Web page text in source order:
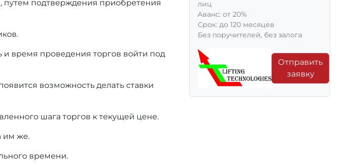
путем подтверждения приобретения
и время проведения торгов войти под
возможность делать ставки
шага торгов к текущей цене.
им же.
времени.
лиц
Aванс: от 20%
Срок: до 120 месяцев
Без поручителей, без залога
Отправить
заявку